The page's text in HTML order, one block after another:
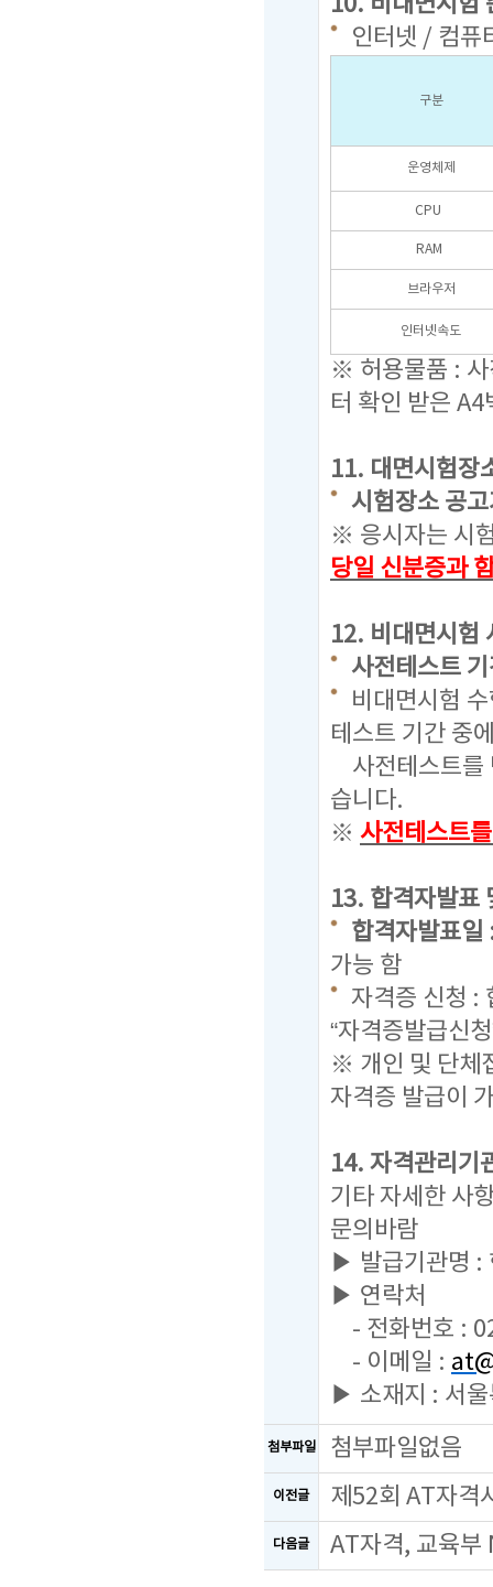
인터넷 / 컴퓨
구분
운영체제
CPU
RAM
브라우저
인터넷속도
※ 허용물품 : 사
터 확인 받은 A4
11. 대면시험장
시험장소 공
※ 응시자는 시
당일 신분증과
12. 비대면시험
사전테스트
비대면시험
테스트 기간 중
사전테스트를
습니다.
※ 사전테스트
13. 합격자발표
합격자발표
가능 함
자격증 신청 :
“자격증발급신청
※ 개인 및 단체
자격증 발급이
14. 자격관리기
기타 자세한 사
문의바람
▶ 발급기관명 :
▶ 연락처
- 전화번호 :
- 이메일 :
▶ 소재지 : 서울
첨부파일 첨부파일없음
이전글 제52회 AT자격
다음글 AT자격, 교육부